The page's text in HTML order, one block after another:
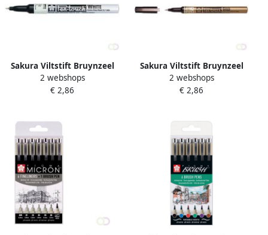
Sakura Viltstift Bruynzeel
pen-touch EF wit 1-2mm
2 webshops
€ 2,86
Sakura Viltstift Bruynzeel
pen-touch EF Goud 1-2mm
2 webshops
€ 2,86